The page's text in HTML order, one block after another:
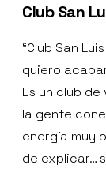
Club San
“Club San
quiero
Es un club
la gente
energía muy
de explicar…